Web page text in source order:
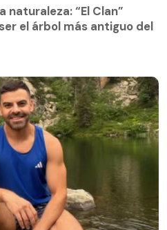
el árbol más antiguo del
naturaleza: “El Clan”
el árbol más antiguo del